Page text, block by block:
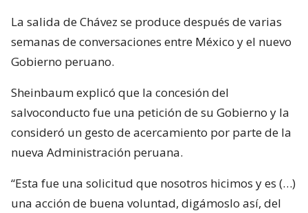
La salida de Chávez se produce después de varias
semanas de conversaciones entre México y el nuevo
Gobierno peruano.
Sheinbaum explicó que la concesión del
salvoconducto fue una petición de su Gobierno y la
consideró un gesto de acercamiento por parte de la
nueva Administración peruana.
“Esta fue una solicitud que nosotros hicimos y es (…)
una acción de buena voluntad, digámoslo así, del